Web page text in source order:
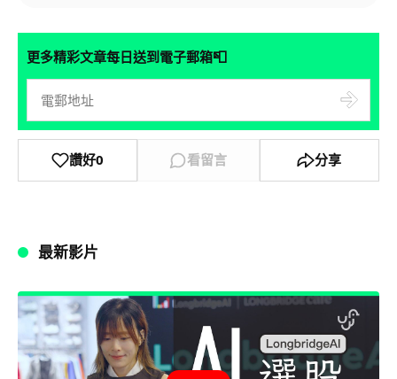
更多精彩文章每日送到電子郵箱📮
讚好0 看留言 分享
最新影片